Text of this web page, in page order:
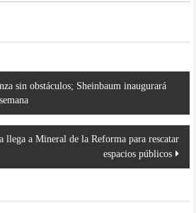
sin obstáculos; Sheinbaum inaugurará
llega a Mineral de la Reforma para rescatar
espacios públicos